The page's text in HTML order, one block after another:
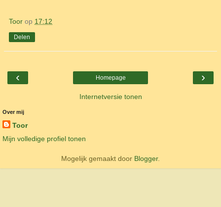
Toor op 17:12
Delen
‹ ›
Homepage
Internetversie tonen
Over mij
Toor
Mijn volledige profiel tonen
Mogelijk gemaakt door Blogger.